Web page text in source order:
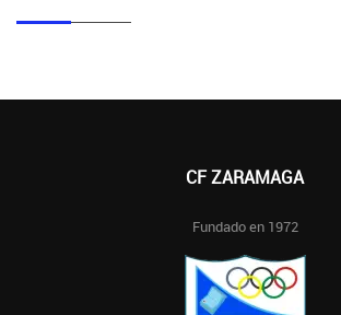
CF ZARAMAGA
Fundado en 1972